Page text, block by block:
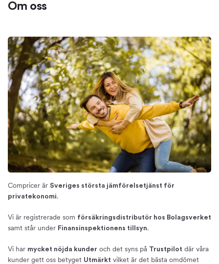
Om oss
Compricer är Sveriges största jämförelsetjänst för
privatekonomi.
Vi är registrerade som försäkringsdistributör hos Bolagsverket
samt står under Finansinspektionens tillsyn.
Vi har mycket nöjda kunder och det syns på Trustpilot där våra
kunder gett oss betyget Utmärkt vilket är det bästa omdömet